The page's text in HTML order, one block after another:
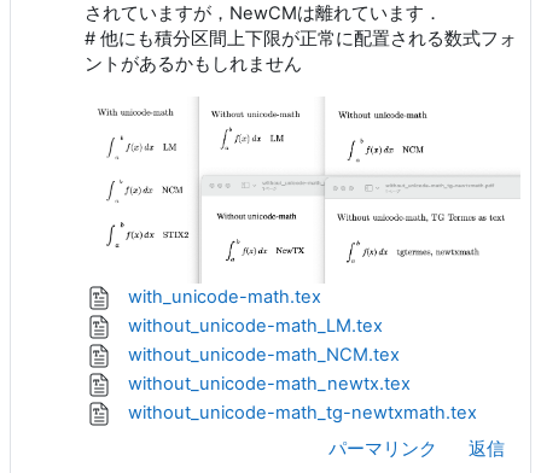
されていますが，NewCMは離れています．
# 他にも積分区間上下限が正常に配置される数式フォ
ントがあるかもしれません
with_unicode-math.tex
without_unicode-math_LM.tex
without_unicode-math_NCM.tex
without_unicode-math_newtx.tex
without_unicode-math_tg-newtxmath.tex
パーマリンク
返信